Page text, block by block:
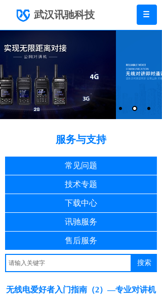
服务与支持
常见问题
技术专题
下载中心
讯驰服务
售后服务
搜索
无线电爱好者入门指南（2）—专业对讲机
武汉讯驰科技